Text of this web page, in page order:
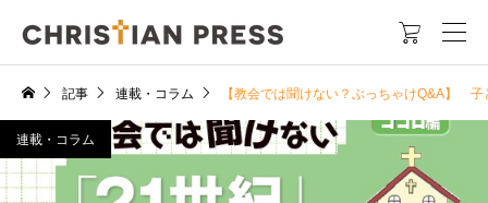

記事 連載・コラム 【教会では聞けない？ぶっちゃけQ&A】
連載・コラム